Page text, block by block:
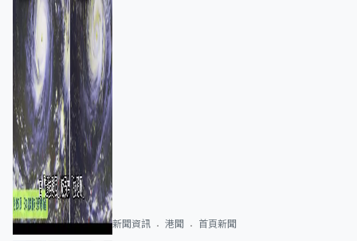
新聞資訊 港聞 首頁新聞